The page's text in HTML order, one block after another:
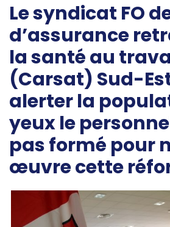
Le syndicat FO
d’assurance
la santé au
(Carsat) Sud-
alerter la
yeux le
pas formé pour
œuvre cette